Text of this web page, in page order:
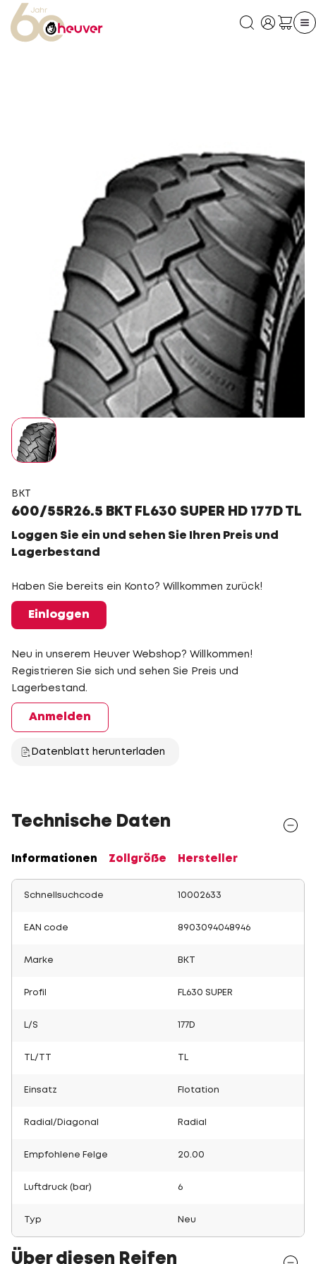
BKT
600/55R26.5 BKT FL630 SUPER HD 177D TL
Loggen Sie ein und sehen Sie Ihren Preis und
Lagerbestand
Haben Sie bereits ein Konto? Willkommen zurück!
Einloggen
Neu in unserem Heuver Webshop? Willkommen!
Registrieren Sie sich und sehen Sie Preis und
Lagerbestand.
Anmelden
Datenblatt herunterladen
Technische Daten
Informationen Zollgröße Hersteller
Schnellsuchcode 10002633
EAN code 8903094048946
Marke BKT
Profil FL630 SUPER
L/S 177D
TL/TT
Einsatz Flotation
Radial/Diagonal Radial
Empfohlene Felge 20.00
Luftdruck (bar) 6
Typ Neu
Über diesen Reifen